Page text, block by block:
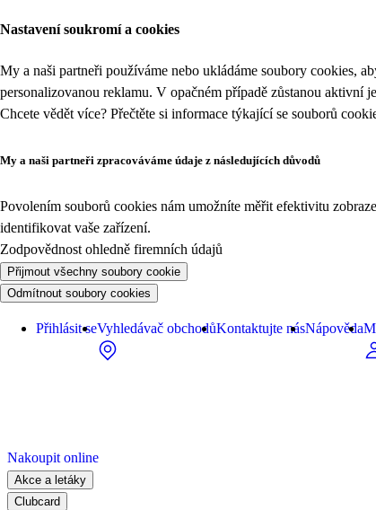
Nastavení soukromí a cookies
My a naši partneři používáme nebo ukládáme soubory cookies,
personalizovanou reklamu. V opačném případě zůstanou
Chcete vědět více? Přečtěte si informace týkající se souborů
My a naši partneři zpracováváme údaje z následujících důvodů
Povolením souborů cookies nám umožníte měřit efektivitu
identifikovat vaše zařízení.
Zodpovědnost ohledně firemních údajů
Přijmout všechny soubory cookie
Odmítnout soubory cookies
Přihlásit seVyhledávač obchodůKontaktujte násNápověda
Nakoupit online
Akce a letáky
Clubcard